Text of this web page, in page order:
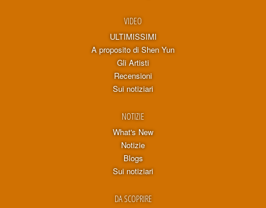
VIDEO
ULTIMISSIMI
A proposito di Shen Yun
Gli Artisti
Recensioni
Sui notiziari
NOTIZIE
What's New
Notizie
Blogs
Sui notiziari
DA SCOPRIRE